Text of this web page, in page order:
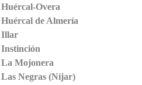
Huércal-Overa
Huércal de Almería
Illar
Instinción
La Mojonera
Las Negras (Níjar)